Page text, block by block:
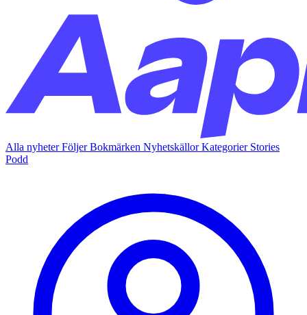
Alla nyheterFöljerBokmärken NyhetskällorKategorier Stories
Podd